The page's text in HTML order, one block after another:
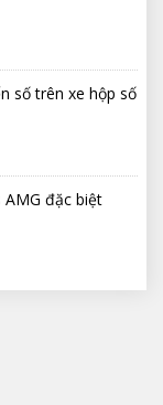
số trên xe hộp số
AMG đặc biệt